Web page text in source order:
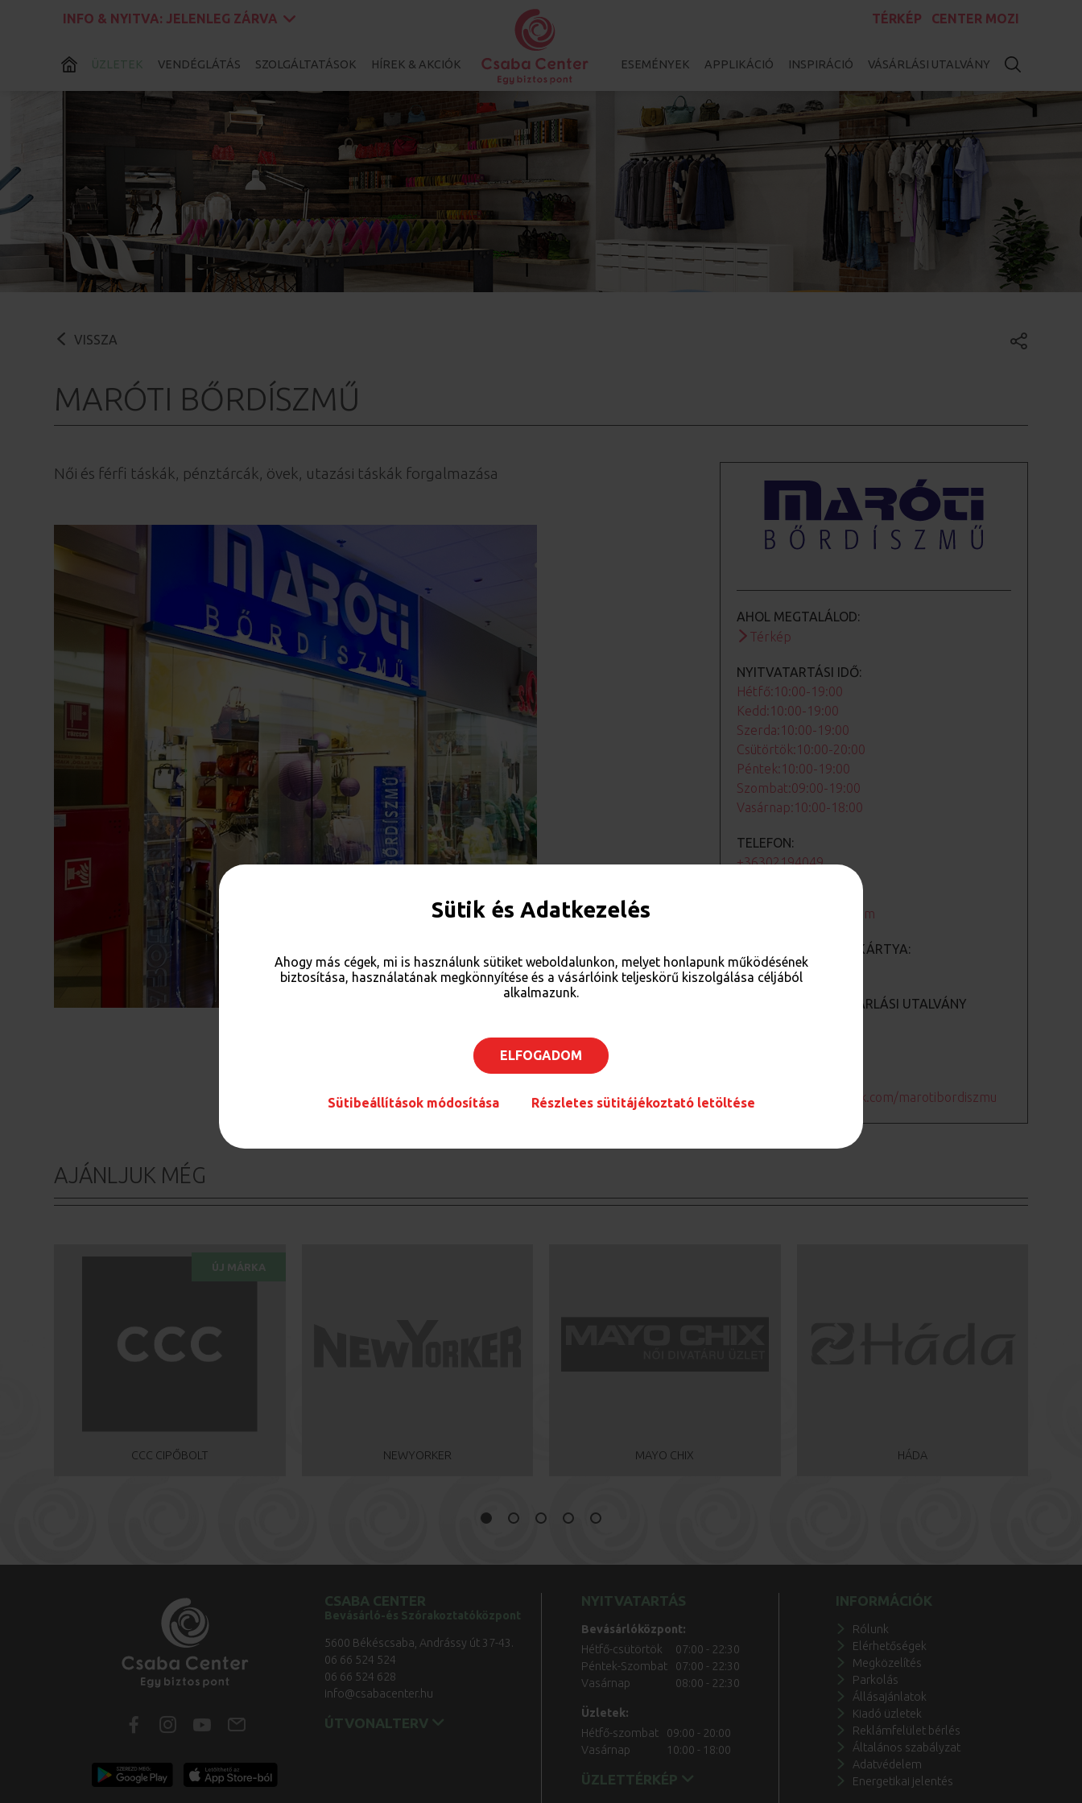
INFO & NYITVA: JELENLEG ZÁRVA TÉRKÉP CENTER MOZI
ÜZLETEK VENDÉGLÁTÁS SZOLGÁLTATÁSOK HÍREK & AKCIÓK ESEMÉNYEK APPLIKÁCIÓ INSPIRÁCIÓ VÁSÁRLÁSI UTALVÁNY
VISSZA
MARÓTI BŐRDÍSZMŰ
Női és férfi táskák, pénztárcák, övek, utazási táskák forgalmazása
AHOL MEGTALÁLOD:
Térkép
NYITVATARTÁSI IDŐ:
Hétfő:10:00-19:00
Kedd:10:00-19:00
Szerda:10:00-19:00
Csütörtök:10:00-20:00
Péntek:10:00-19:00
Szombat:09:00-19:00
Vasárnap:10:00-18:00
TELEFON:
+36302194049
maylandere@gmail.com
ELFOGADOTT BANKKÁRTYA:
IGEN
CSABA CENTER VÁSÁRLÁSI UTALVÁNY
https://www.facebook.com/marotibordiszmu
AJÁNLJUK MÉG
ÚJ MÁRKA
CCC CIPŐBOLT NEWYORKER MAYO CHIX HÁDA
CSABA CENTER
Bevásárló-és Szórakoztatóközpont
5600 Békéscsaba, Andrássy út 37-43.
06 66 524 524
06 66 524 628
info@csabacenter.hu
ÚTVONALTERV
NYITVATARTÁS
Bevásárlóközpont:
Hétfő-csütörtök
07:00 - 22:30
Péntek-Szombat
07:00 - 22:30
Vasárnap
08:00 - 22:30
Üzletek:
Hétfő-szombat
09:00 - 20:00
Vasárnap
10:00 - 18:00
ÜZLETTÉRKÉP
INFORMÁCIÓK
Rólunk
Elérhetőségek
Megközelítés
Parkolás
Állásajánlatok
Kiadó üzletek
Reklámfelület bérlés
Általános szabályzat
Adatvédelem
Energetikai jelentés
Sütik és Adatkezelés
Ahogy más cégek, mi is használunk sütiket weboldalunkon, melyet honlapunk működésének
biztosítása, használatának megkönnyítése és a vásárlóink teljeskörű kiszolgálása céljából
alkalmazunk.
ELFOGADOM
Sütibeállítások módosítása Részletes sütitájékoztató letöltése